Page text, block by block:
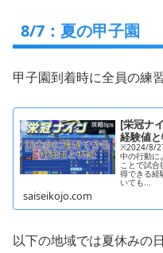
8/7：夏の甲子園
甲子園到着時に全員の練
[栄冠ナ
経験値
※2024/8/
中の行動に
ことで試合
得できる経
いても...
saiseikojo.com
以下の地域では夏休みの